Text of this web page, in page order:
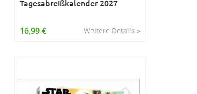
Tagesabreißkalender 2027
Weitere Details »
16,99 €